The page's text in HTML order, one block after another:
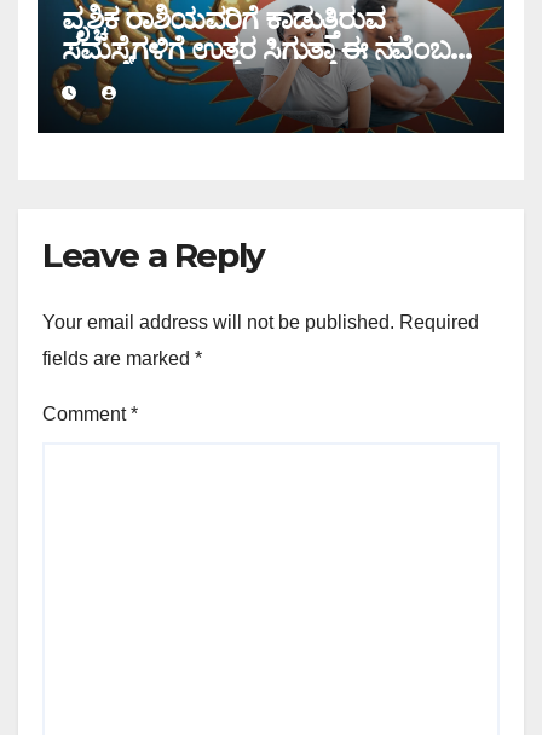
ವೃಶ್ಚಿಕ ರಾಶಿಯವರಿಗೆ ಕಾಡುತ್ತಿರುವ
ಸಮಸ್ಯೆಗಳಿಗೆ ಉತ್ತರ ಸಿಗುತ್ತಾ ಈ ನವೆಂಬರ್
ತಿಂಗಳಲ್ಲಿ?
Leave a Reply
Your email address will not be published. Required
fields are marked *
Comment*